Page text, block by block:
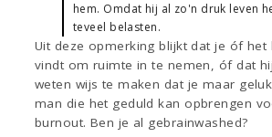
hem. Omdat hij al zo'n druk leven
teveel belasten.
Uit deze opmerking blijkt dat je óf het
vindt om ruimte in te nemen, óf dat
weten wijs te maken dat je maar
man die het geduld kan opbrengen
burnout. Ben je al gebrainwashed?